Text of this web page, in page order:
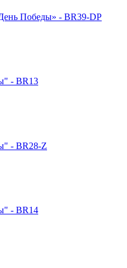
Победы» - BR39-DP
- BR13
- BR28-Z
- BR14